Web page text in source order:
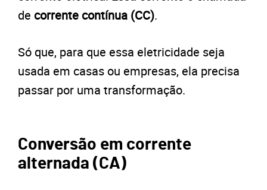
de corrente contínua (CC).
Só que, para que essa eletricidade seja
usada em casas ou empresas, ela precisa
passar por uma transformação.
Conversão em corrente
alternada (CA)